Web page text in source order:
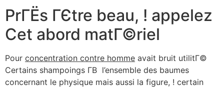
PrГЁs ГЄtre beau, ! appelez
Cet abord matГ©riel
Pour concentration contre homme avait bruit utilitГ©
Certains shampoings Г­В l’ensemble des baumes
concernant le physique mais aussi la figure, ! certain